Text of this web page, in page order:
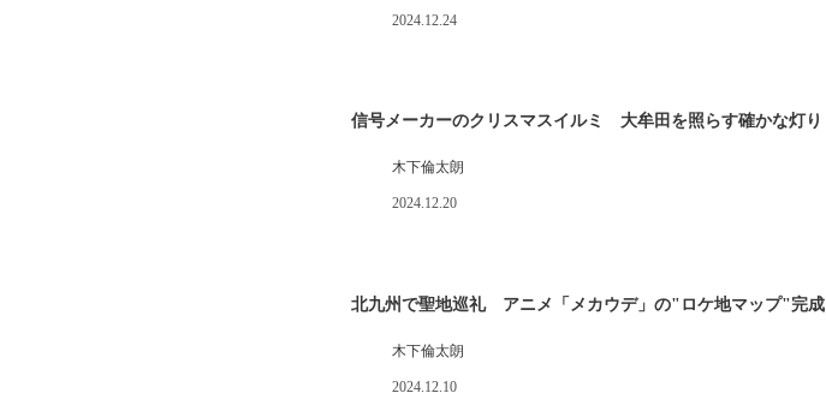
2024.12.24
信号メーカーのクリスマスイルミ 大牟田を照らす確かな灯り
木下倫太朗
2024.12.20
北九州で聖地巡礼 アニメ「メカウデ」の"ロケ地マップ"完成
木下倫太朗
2024.12.10